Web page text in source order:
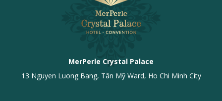
MerPerle Crystal Palace
13 Nguyen Luong Bang, Tân Mỹ Ward, Ho Chi Minh City